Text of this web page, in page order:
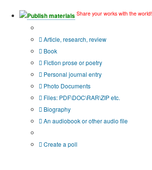
Publish materials Share your works with the world!
Article, research, review
Book
Fiction prose or poetry
Personal journal entry
Photo Documents
Files: PDF\DOC\RAR\ZIP etc.
Biography
An audiobook or other audio file
Create a poll